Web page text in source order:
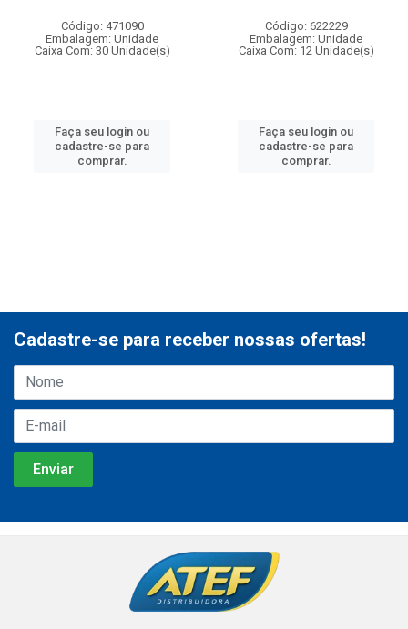
Código: 471090
Embalagem: Unidade
Caixa Com: 30 Unidade(s)
Faça seu login ou
cadastre-se para
comprar.
Código: 622229
Embalagem: Unidade
Caixa Com: 12 Unidade(s)
Faça seu login ou
cadastre-se para
comprar.
Cadastre-se para receber nossas ofertas!